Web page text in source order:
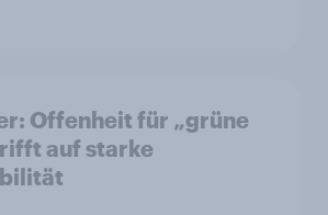
Offenheit für „grüne
auf starke